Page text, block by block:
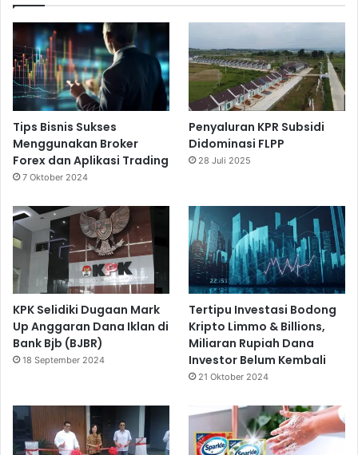
Tips Bisnis Sukses
Menggunakan Broker
Forex dan Aplikasi Trading
7 Oktober 2024
Penyaluran KPR Subsidi
Didominasi FLPP
28 Juli 2025
KPK Selidiki Dugaan Mark
Up Anggaran Dana Iklan di
Bank Bjb (BJBR)
18 September 2024
Tertipu Investasi Bodong
Kripto Limmo & Billions,
Miliaran Rupiah Dana
Investor Belum Kembali
21 Oktober 2024